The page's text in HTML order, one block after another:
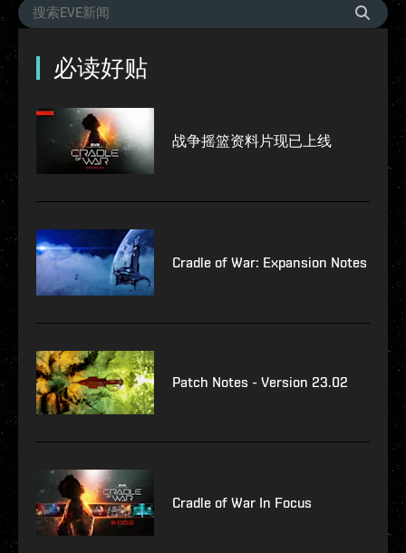
必读好贴
战争摇篮资料片现已上线
Cradle of War: Expansion Notes
Patch Notes - Version 23.02
Cradle of War In Focus